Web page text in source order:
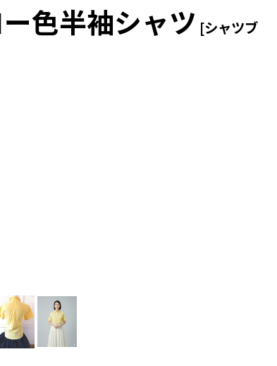
色半袖シャツ [シャツブ